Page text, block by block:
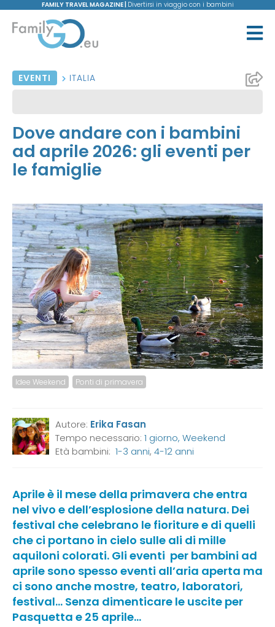
FAMILY TRAVEL MAGAZINE | Divertirsi in viaggio con i bambini
EVENTI ITALIA
Dove andare con i bambini
ad aprile 2026: gli eventi per
le famiglie
Idee Weekend Ponti di primavera
Autore: Erika Fasan
Tempo necessario: 1 giorno, Weekend
Età bambini: 1-3 anni, 4-12 anni
Aprile è il mese della primavera che entra
nel vivo e dell’esplosione della natura. Dei
festival che celebrano le fioriture e di quelli
che ci portano in cielo sulle ali di mille
aquiloni colorati. Gli eventi per bambini ad
aprile sono spesso eventi all’aria aperta ma
ci sono anche mostre, teatro, laboratori,
festival… Senza dimenticare le uscite per
Pasquetta e 25 aprile…